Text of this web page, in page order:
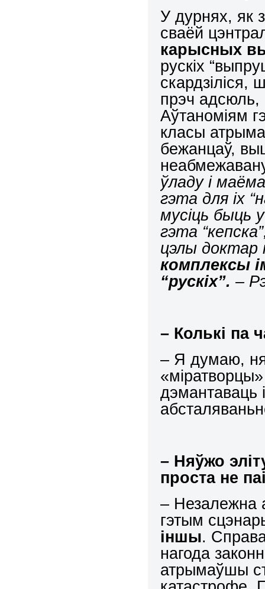
У дурнях, як
сваёй
карысных
рускіх
скардзіліся,
прэч адсюль,
Аўтаноміям
класы
бежанцаў,
ўладу і
гэта для іх
мусіць быць
гэта
цэлы доктар
комплексы
“рускіх”. –
– Колькі па
– Я думаю,
дэмантаваць
– Няўжо
проста не
– Незалежна
гэтым
іншы.
нагода
атрымаўшы